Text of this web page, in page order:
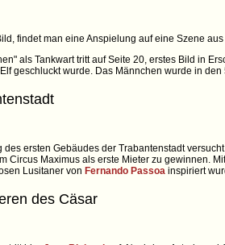
findet man eine Anspielung auf eine Szene
als Tankwart tritt auf Seite 20, erstes Bild in
geschluckt wurde. Das Männchen wurde in
des ersten Gebäudes der Trabantenstadt
Circus Maximus als erste Mieter zu gewinnen.
Lusitaner von Fernando Passoa inspiriert
des Cäsar